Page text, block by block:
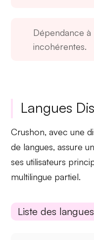
Dépendance à
incohérentes.
Langues
Crushon, avec une
de langues, assure
ses utilisateurs
multilingue partiel.
Liste des